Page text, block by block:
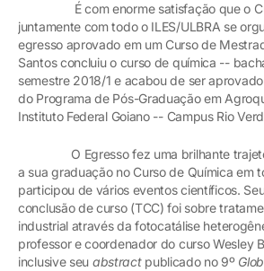
É com enorme satisfação que o
juntamente com todo o ILES/ULBRA se
egresso aprovado em um Curso de
Santos concluiu o curso de química --
semestre 2018/1 e acabou de ser
do Programa de Pós-Graduação em
Instituto Federal Goiano -- Campus Rio
O Egresso fez uma brilhante
a sua graduação no Curso de Química em
participou de vários eventos científicos.
conclusão de curso (TCC) foi sobre
industrial através da fotocatálise
professor e coordenador do curso Wesley
inclusive seu abstractpublicado no 9º